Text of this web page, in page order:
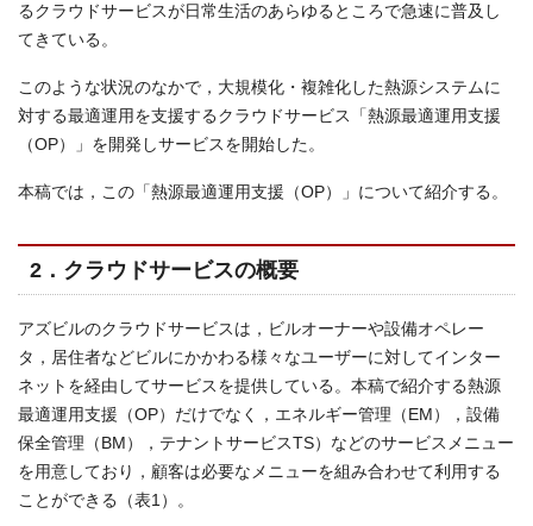
るクラウドサービスが日常生活のあらゆるところで急速に普及し
てきている。
このような状況のなかで，大規模化・複雑化した熱源システムに
対する最適運用を支援するクラウドサービス「熱源最適運用支援
（OP）」を開発しサービスを開始した。
本稿では，この「熱源最適運用支援（OP）」について紹介する。
2．クラウドサービスの概要
アズビルのクラウドサービスは，ビルオーナーや設備オペレー
タ，居住者などビルにかかわる様々なユーザーに対してインター
ネットを経由してサービスを提供している。本稿で紹介する熱源
最適運用支援（OP）だけでなく，エネルギー管理（EM），設備
保全管理（BM），テナントサービスTS）などのサービスメニュー
を用意しており，顧客は必要なメニューを組み合わせて利用する
ことができる（表1）。